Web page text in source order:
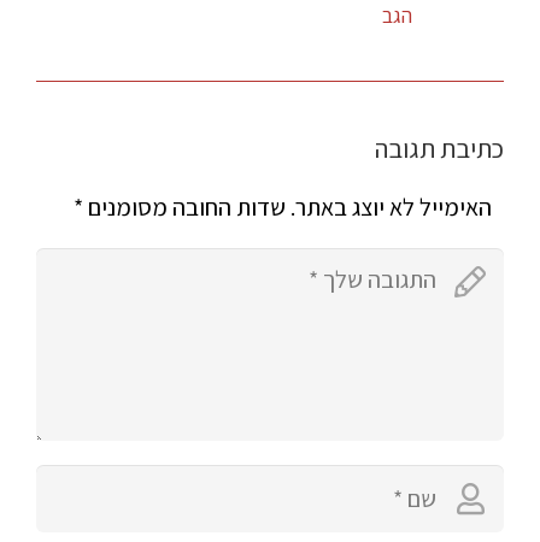
הגב
כתיבת תגובה
האימייל לא יוצג באתר. שדות החובה מסומנים *